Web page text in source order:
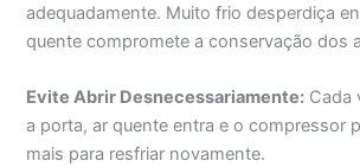
adequadamente. Muito frio desperdiça
quente compromete a conservação dos
Evite Abrir Desnecessariamente: Cada
a porta, ar quente entra e o compressor
mais para resfriar novamente.